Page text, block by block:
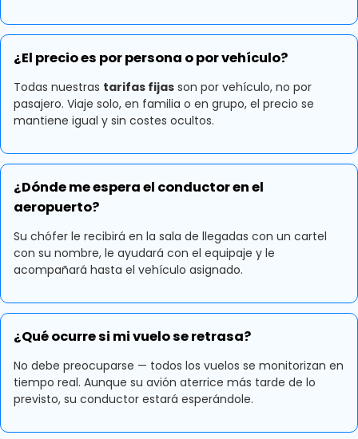
¿El precio es por persona o por vehículo?
Todas nuestras tarifas fijas son por vehículo, no por
pasajero. Viaje solo, en familia o en grupo, el precio se
mantiene igual y sin costes ocultos.
¿Dónde me espera el conductor en el
aeropuerto?
Su chófer le recibirá en la sala de llegadas con un cartel
con su nombre, le ayudará con el equipaje y le
acompañará hasta el vehículo asignado.
¿Qué ocurre si mi vuelo se retrasa?
No debe preocuparse — todos los vuelos se monitorizan en
tiempo real. Aunque su avión aterrice más tarde de lo
previsto, su conductor estará esperándole.